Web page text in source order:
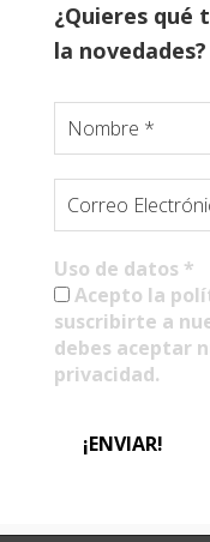
¿Quieres qué
la
Uso de datos *
Acepto la
suscribirte a
debes aceptar
privacidad.